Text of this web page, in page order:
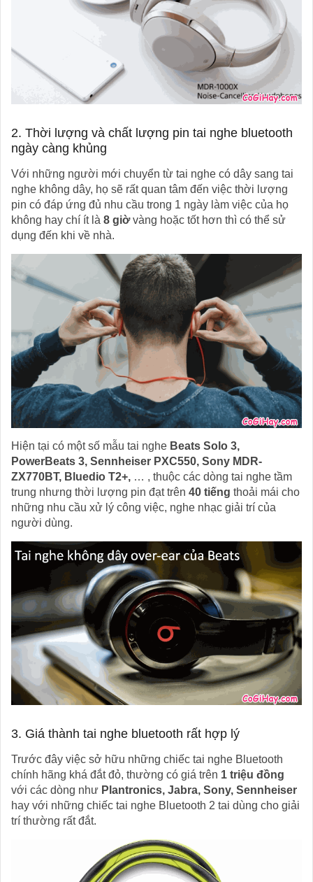
2. Thời lượng và chất lượng pin tai nghe bluetooth
ngày càng khủng
Với những người mới chuyển từ tai nghe có dây sang tai
nghe không dây, họ sẽ rất quan tâm đến việc thời lượng
pin có đáp ứng đủ nhu cầu trong 1 ngày làm việc của họ
không hay chí ít là 8 giờvàng hoặc tốt hơn thì có thể sử
dụng đến khi về nhà.
Hiện tại có một số mẫu tai nghe Beats Solo 3,
PowerBeats 3, Sennheiser PXC550, Sony MDR-
ZX770BT, Bluedio T2+, … , thuộc các dòng tai nghe tầm
trung nhưng thời lượng pin đạt trên 40 tiếng thoải mái cho
những nhu cầu xử lý công việc, nghe nhạc giải trí của
người dùng.
3. Giá thành tai nghe bluetooth rất hợp lý
Trước đây việc sở hữu những chiếc tai nghe Bluetooth
chính hãng khá đắt đỏ, thường có giá trên 1 triệu đồng
với các dòng như Plantronics, Jabra, Sony, Sennheiser
hay với những chiếc tai nghe Bluetooth 2 tai dùng cho giải
trí thường rất đắt.